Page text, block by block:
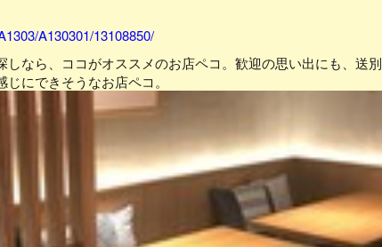
A130301/13108850/
しなら、ココがオススメのお店ペコ。歓迎の思い出にも、送
にできそうなお店ペコ。